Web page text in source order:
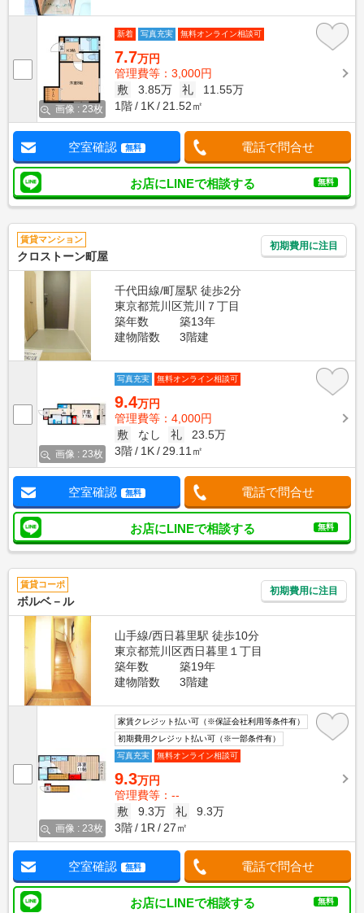
画像 : 23枚
新着 写真充実 無料オンライン相談可
7.7万円
管理費等：3,000円
敷
3.85万 礼
11.55万
1階
1K 21.52㎡
空室確認 無料 電話で問合せ
お店にLINEで相談する 無料
賃貸マンション
クロストーン町屋
初期費用に注目
千代田線/町屋駅 徒歩2分
東京都荒川区荒川７丁目
築年数
築13年
建物階数
3階建
画像 : 23枚
写真充実 無料オンライン相談可
9.4万円
管理費等：4,000円
敷
なし 礼
23.5万
3階
1K 29.11㎡
空室確認 無料 電話で問合せ
お店にLINEで相談する 無料
賃貸コーポ
ボルベ－ル
初期費用に注目
山手線/西日暮里駅 徒歩10分
東京都荒川区西日暮里１丁目
築年数
築19年
建物階数
3階建
画像 : 23枚
家賃クレジット払い可（※保証会社利用等条件有）
初期費用クレジット払い可（※一部条件有）
写真充実
無料オンライン相談可
9.3万円
管理費等：--
敷
9.3万 礼
9.3万
3階
1R 27㎡
空室確認 無料 電話で問合せ
お店にLINEで相談する 無料